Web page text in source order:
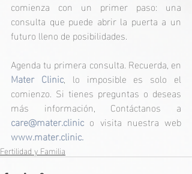
comienza con un primer paso: una
consulta que puede abrir la puerta a un
futuro lleno de posibilidades.
Mater Clinic, lo imposible es solo el
comienzo. Si tienes preguntas o deseas
care@mater.clinic
www.mater.clinic.
Fertilidad y Familia